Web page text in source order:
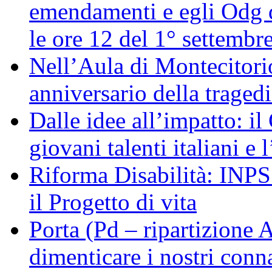
emendamenti e egli Odg
le ore 12 del 1°
Nell’Aula di
anniversario della
Dalle idee all’impatto: il
giovani talenti italiani e
Riforma Disabilità:
il Progetto di vita
Porta (Pd – ripartizione
dimenticare i nostri